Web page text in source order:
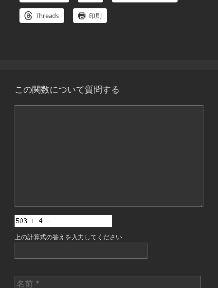
Threads 印刷
この関数について質問する
上の計算式の答えを入力してください
名